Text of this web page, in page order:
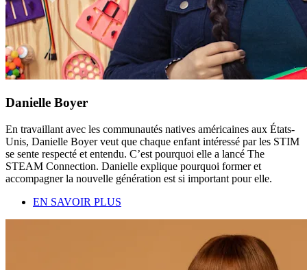
Danielle Boyer
En travaillant avec les communautés natives américaines aux États-
Unis, Danielle Boyer veut que chaque enfant intéressé par les STIM
se sente respecté et entendu. C’est pourquoi elle a lancé The
STEAM Connection. Danielle explique pourquoi former et
accompagner la nouvelle génération est si important pour elle.
EN SAVOIR PLUS